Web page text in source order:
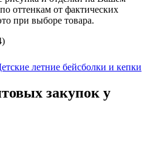
оттенкам от фактических
при выборе товара.
летние бейсболки и кепки
закупок у